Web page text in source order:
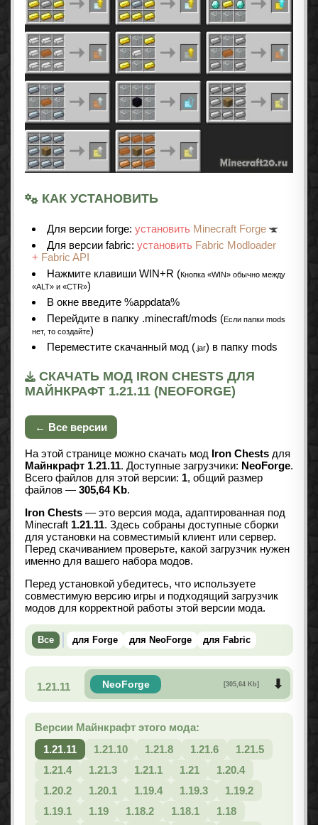
КАК УСТАНОВИТЬ
Для версии forge: установить Minecraft Forge
Для версии fabric: установить Fabric Modloader
+ Fabric API
Нажмите клавиши WIN+R (Кнопка «WIN» обычно между
«ALT» и «CTR»)
В окне введите %appdata%
Перейдите в папку .minecraft/mods (Если папки mods
нет, то создайте)
Переместите скачанный мод ( .jar) в папку mods
СКАЧАТЬ МОД IRON CHESTS ДЛЯ
МАЙНКРАФТ 1.21.11 (NEOFORGE)
← Все версии
На этой странице можно скачать мод Iron Chests для
Майнкрафт 1.21.11. Доступные загрузчики: NeoForge.
Всего файлов для этой версии: 1, общий размер
файлов — 305,64 Kb.
Iron Chests — это версия мода, адаптированная под
Minecraft 1.21.11. Здесь собраны доступные сборки
для установки на совместимый клиент или сервер.
Перед скачиванием проверьте, какой загрузчик нужен
именно для вашего набора модов.
Перед установкой убедитесь, что используете
совместимую версию игры и подходящий загрузчик
модов для корректной работы этой версии мода.
Все для Forge для NeoForge для Fabric
1.21.11 NeoForge [305,64 Kb]
Версии Майнкрафт этого мода:
1.21.11
1.21.10 1.21.8 1.21.6
1.21.5
1.21.4
1.21.3 1.21.1 1.21
1.20.4
1.20.2
1.20.1 1.19.4 1.19.3
1.19.2
1.19.1
1.19 1.18.2 1.18.1
1.18